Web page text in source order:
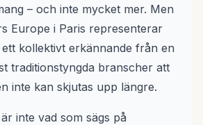
– och inte mycket mer. Men
Europe i Paris representerar
kollektivt erkännande från en
traditionstyngda branscher att
inte kan skjutas upp längre.
inte vad som sägs på